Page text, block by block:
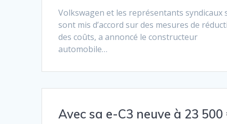
Volkswagen et les représentants syndicaux
sont mis d’accord sur des mesures de
des coûts, a annoncé le constructeur
automobile…
Avec sa e-C3 neuve à 23 500